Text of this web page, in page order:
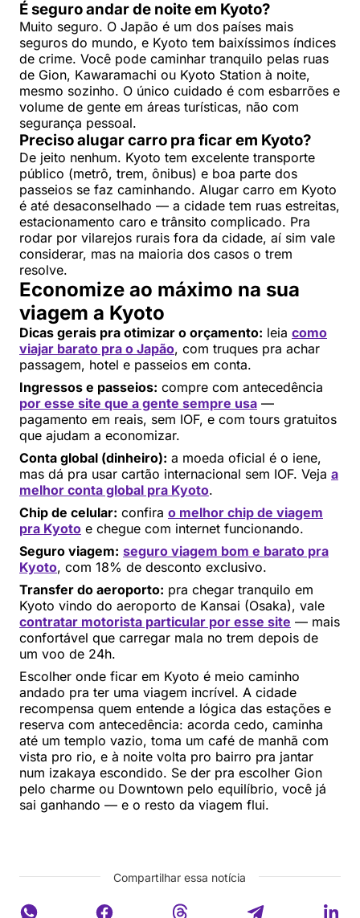
É seguro andar de noite em Kyoto?
Muito seguro. O Japão é um dos países mais
seguros do mundo, e Kyoto tem baixíssimos índices
de crime. Você pode caminhar tranquilo pelas ruas
de Gion, Kawaramachi ou Kyoto Station à noite,
mesmo sozinho. O único cuidado é com esbarrões e
volume de gente em áreas turísticas, não com
segurança pessoal.
Preciso alugar carro pra ficar em Kyoto?
De jeito nenhum. Kyoto tem excelente transporte
público (metrô, trem, ônibus) e boa parte dos
passeios se faz caminhando. Alugar carro em Kyoto
é até desaconselhado — a cidade tem ruas estreitas,
estacionamento caro e trânsito complicado. Pra
rodar por vilarejos rurais fora da cidade, aí sim vale
considerar, mas na maioria dos casos o trem
resolve.
Economize ao máximo na sua
viagem a Kyoto
Dicas gerais pra otimizar o orçamento: leia como
viajar barato pra o Japão, com truques pra achar
passagem, hotel e passeios em conta.
Ingressos e passeios: compre com antecedência
por esse site que a gente sempre usa —
pagamento em reais, sem IOF, e com tours gratuitos
que ajudam a economizar.
Conta global (dinheiro): a moeda oficial é o iene,
mas dá pra usar cartão internacional sem IOF. Veja a
melhor conta global pra Kyoto.
Chip de celular: confira o melhor chip de viagem
pra Kyoto e chegue com internet funcionando.
Seguro viagem: seguro viagem bom e barato pra
Kyoto, com 18% de desconto exclusivo.
Transfer do aeroporto: pra chegar tranquilo em
Kyoto vindo do aeroporto de Kansai (Osaka), vale
contratar motorista particular por esse site — mais
confortável que carregar mala no trem depois de
um voo de 24h.
Escolher onde ficar em Kyoto é meio caminho
andado pra ter uma viagem incrível. A cidade
recompensa quem entende a lógica das estações e
reserva com antecedência: acorda cedo, caminha
até um templo vazio, toma um café de manhã com
vista pro rio, e à noite volta pro bairro pra jantar
num izakaya escondido. Se der pra escolher Gion
pelo charme ou Downtown pelo equilíbrio, você já
sai ganhando — e o resto da viagem flui.
Compartilhar essa notícia